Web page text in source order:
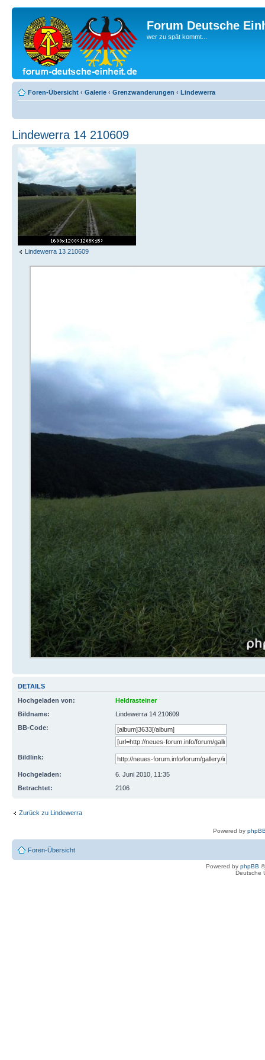
Forum Deutsche
wer zu spät kommt...
Foren-Übersicht ‹ Galerie ‹ Grenzwanderungen ‹ Lindewerra
Lindewerra 14 210609
Lindewerra 13 210609
DETAILS
Hochgeladen von:
Heldrasteiner
Bildname:
Lindewerra 14 210609
BB-Code:
Bildlink:
Hochgeladen:
6. Juni 2010, 11:35
Betrachtet:
2106
Zurück zu Lindewerra
Powered by
Foren-Übersicht
Powered by phpBB
Deutsche